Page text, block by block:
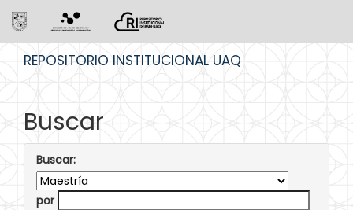
REPOSITORIO INSTITUCIONAL UAQ
Buscar
Buscar:
por